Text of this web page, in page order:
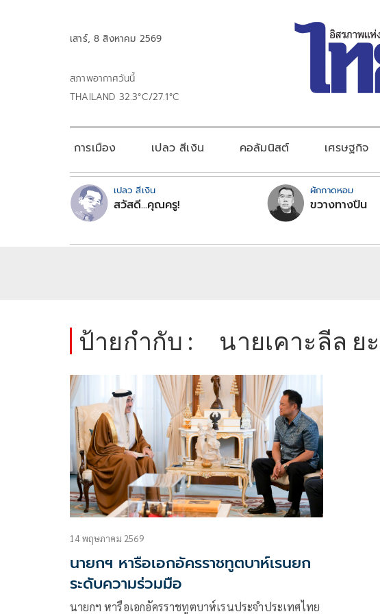
เสาร์, 8 สิงหาคม 2569
สภาพอากาศวันนี้
THAILAND 32.3°C/27.1°C
การเมือง เปลว สีเงิน คอลัมนิสต์ เศรษฐกิจ
เปลว สีเงิน
สวัสดี...คุณครู!
ผักกาดหอม
ขวางทางปืน
ป้ายกำกับ : นายเคาะลีล ย
14 พฤษภาคม 2569
นายกฯ หารือเอกอัครราชทูตบาห์เรนยก
ระดับความร่วมมือ
นายกฯ หารือเอกอัครราชทูตบาห์เรนประจำประเทศไทย